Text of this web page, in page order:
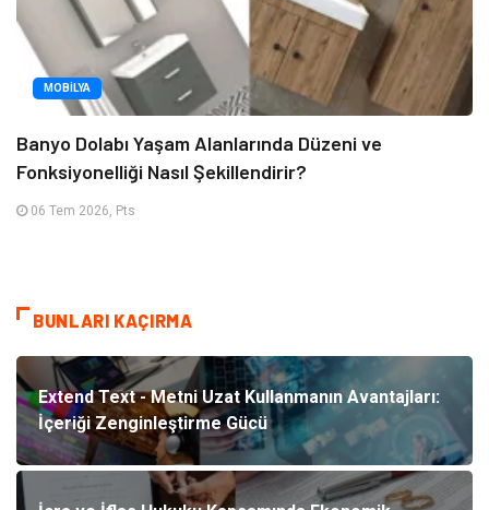
MOBILYA
Banyo Dolabı Yaşam Alanlarında Düzeni ve
Fonksiyonelliği Nasıl Şekillendirir?
06 Tem 2026, Pts
BUNLARI KAÇIRMA
Extend Text - Metni Uzat Kullanmanın Avantajları:
İçeriği Zenginleştirme Gücü